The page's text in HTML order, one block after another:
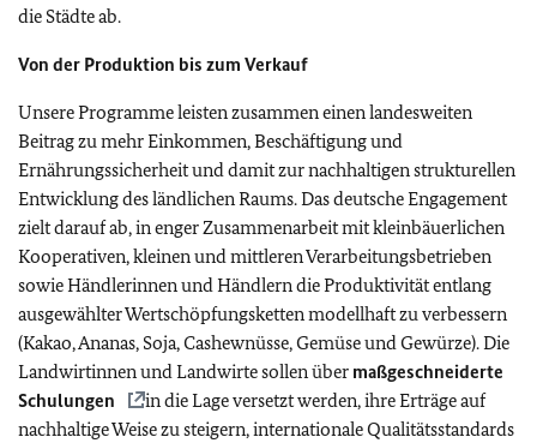
die Städte ab.
Von der Produktion bis zum Verkauf
Unsere Programme leisten zusammen einen landesweiten
Beitrag zu mehr Einkommen, Beschäftigung und
Ernährungssicherheit und damit zur nachhaltigen strukturellen
Entwicklung des ländlichen Raums. Das deutsche Engagement
zielt darauf ab, in enger Zusammenarbeit mit kleinbäuerlichen
Kooperativen, kleinen und mittleren Verarbeitungsbetrieben
sowie Händlerinnen und Händlern die Produktivität entlang
ausgewählter Wertschöpfungsketten modellhaft zu verbessern
(Kakao, Ananas, Soja, Cashewnüsse, Gemüse und Gewürze). Die
Landwirtinnen und Landwirte sollen über maßgeschneiderte
Schulungen
in die Lage versetzt werden, ihre Erträge auf
nachhaltige Weise zu steigern, internationale Qualitätsstandards